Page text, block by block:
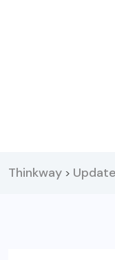
Thinkway > Update